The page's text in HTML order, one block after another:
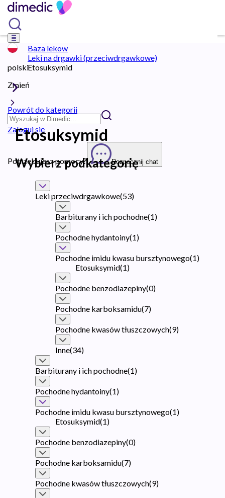
polski
Zmień
Zaloguj się
Potrzebujesz pomocy? Rozpocznij chat
Baza lekow
Leki na drgawki (przeciwdrgawkowe)
Etosuksymid
Powrót do kategorii
Etosuksymid
Wybierz podkategorię
Leki przeciwdrgawkowe(53)
Barbiturany i ich pochodne(1)
Pochodne hydantoiny(1)
Pochodne imidu kwasu bursztynowego(1)
Etosuksymid(1)
Pochodne benzodiazepiny(0)
Pochodne karboksamidu(7)
Pochodne kwasów tłuszczowych(9)
Inne(34)
Barbiturany i ich pochodne(1)
Pochodne hydantoiny(1)
Pochodne imidu kwasu bursztynowego(1)
Etosuksymid(1)
Pochodne benzodiazepiny(0)
Pochodne karboksamidu(7)
Pochodne kwasów tłuszczowych(9)